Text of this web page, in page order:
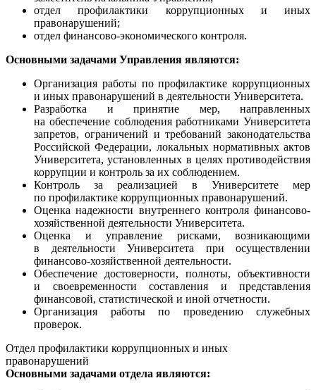
отдел профилактики коррупционных и иных
правонарушений;
отдел финансово-экономического контроля.
Основными задачами Управления являются:
Организация работы по профилактике коррупционных
и иных правонарушений в деятельности Университета.
Разработка и принятие мер, направленных
на обеспечение соблюдения работниками Университета
запретов, ограничений и требований законодательства
Российской Федерации, локальных нормативных актов
Университета, установленных в целях противодействия
коррупции и контроль за их соблюдением.
Контроль за реализацией в Университете мер
по профилактике коррупционных правонарушений.
Оценка надежности внутреннего контроля финансово-
хозяйственной деятельности Университета.
Оценка и управление рисками, возникающими
в деятельности Университета при осуществлении
финансово-хозяйственной деятельности.
Обеспечение достоверности, полноты, объективности
и своевременности составления и представления
финансовой, статистической и иной отчетности.
Организация работы по проведению служебных
проверок.
Отдел профилактики коррупционных и иных
правонарушений
Основными задачами отдела являются: